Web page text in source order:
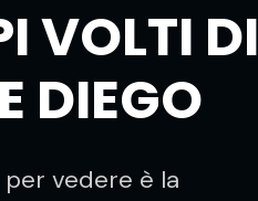
VOLTI DI
DIEGO
vedere è la